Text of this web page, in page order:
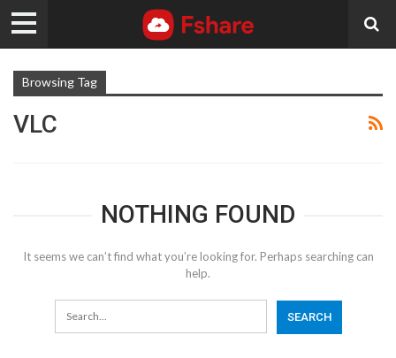
Browsing Tag
VLC
NOTHING FOUND
It seems we can’t find what you’re looking for. Perhaps searching can
help.